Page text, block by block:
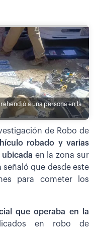
a una persona en la
de Robo de
robado y varias
en la zona sur
señaló que desde este
para cometer los
que operaba en la
en robo de